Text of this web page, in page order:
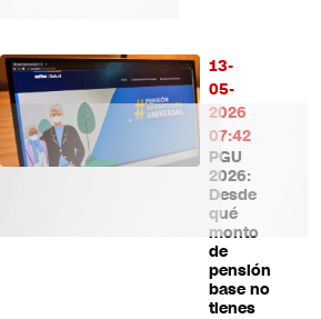
13-
05-
2026
07:42
PGU
2026:
Desde
qué
monto
de
pensión
base no
tienes